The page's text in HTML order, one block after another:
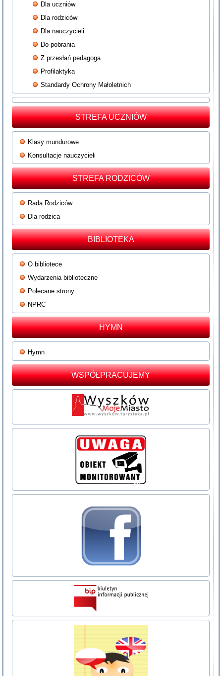
Dla uczniów
Dla rodziców
Dla nauczycieli
Do pobrania
Z przesłań pedagoga
Profilaktyka
Standardy Ochrony Małoletnich
STREFA UCZNIÓW
Klasy mundurowe
Konsultacje nauczycieli
STREFA RODZICÓW
Rada Rodziców
Dla rodzica
BIBLIOTEKA
O bibliotece
Wydarzenia biblioteczne
Polecane strony
NPRC
HYMN
Hymn
WSPÓŁPRACUJEMY